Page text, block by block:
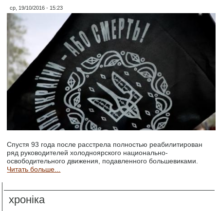
ср, 19/10/2016 - 15:23
Спустя 93 года после расстрела полностью реабилитирован
ряд руководителей холодноярского национально-
освободительного движения, подавленного большевиками.
Читать больше...
хроніка